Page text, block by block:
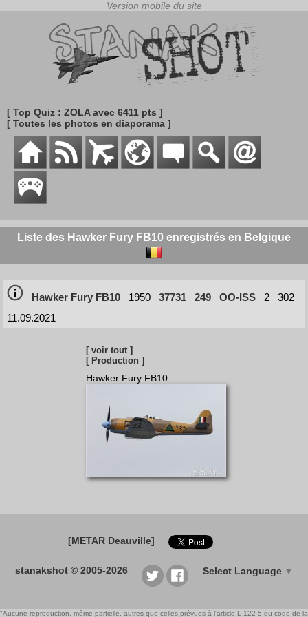
[ Top Quiz : ZOLA avec 6411 pts ]
[ Toutes les photos en diaporama ]
Liste des Hawker Fury FB10 enregistrés en Belgique
Hawker Fury FB10 1950 37731 249 OO-ISS 2
302
11.09.2021
[ voir tout ]
[ Production ]
Hawker Fury FB10
[METAR Deauville]
stanakshot © 2005-2026 Select Language ▼
"Aucune reproduction, même partielle, autres que celles prévues à l'article L 122-5 du code de la